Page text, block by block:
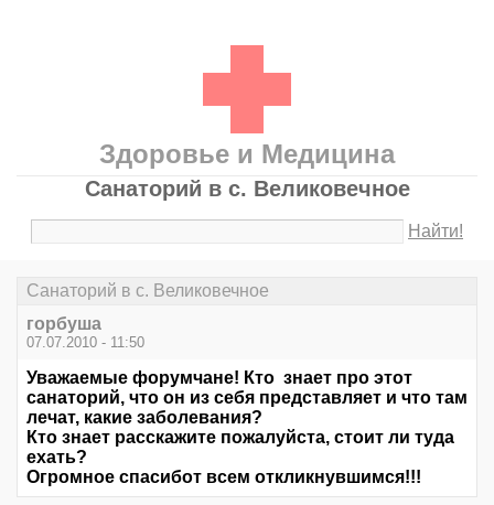
Здоровье и Медицина
Санаторий в с. Великовечное
Найти!
Санаторий в с. Великовечное
горбуша
07.07.2010 - 11:50
Уважаемые форумчане! Кто знает про этот
санаторий, что он из себя представляет и что там
лечат, какие заболевания?
Кто знает расскажите пожалуйста, стоит ли туда
ехать?
Огромное спасибот всем откликнувшимся!!!